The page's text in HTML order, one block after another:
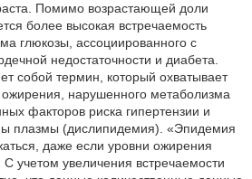
Помимо возрастающей доли
более высокая встречаемость
глюкозы, ассоциированного с
недостаточности и диабета.
собой термин, который охватывает
ожирения, нарушенного метаболизма
факторов риска гипертензии и
плазмы (дислипидемия). «Эпидемия
даже если уровни ожирения
учетом увеличения встречаемости